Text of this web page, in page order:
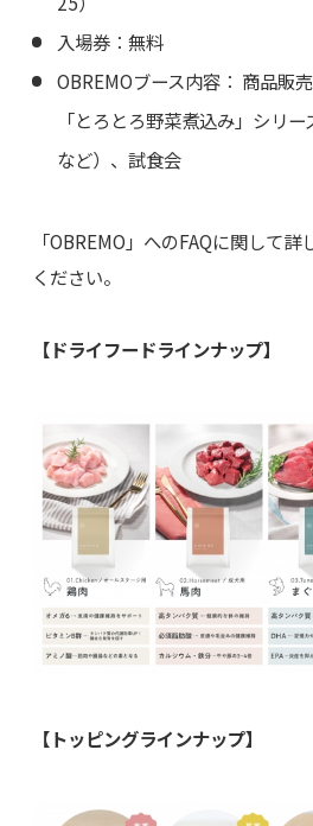
入場券：無料
OBREMOブース内容： 商品販
「とろとろ野菜煮込み」シリ
など）、試食会
「OBREMO」へのFAQに関して詳
ください。
【ドライフードラインナップ】
【トッピングラインナップ】